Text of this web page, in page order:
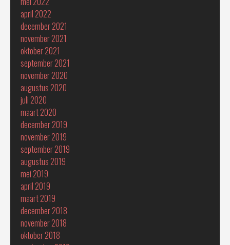
april 2022
december 2021
november 2021
oktober 2021
september 2021
november 2020
augustus 2020
juli 2020
maart 2020
december 2019
november 2019
september 2019
augustus 2019
mei 2019
april 2019
maart 2019
december 2018
november 2018
oktober 2018